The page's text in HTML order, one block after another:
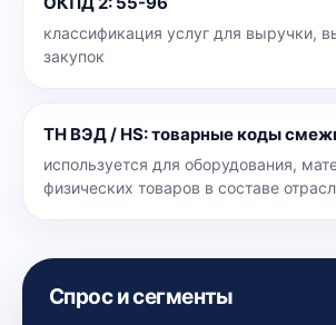
классификация услуг для выручки,
закупок
ТН ВЭД / HS:товарные коды
используется для оборудования,
физических товаров в составе
Спрос и сегменты